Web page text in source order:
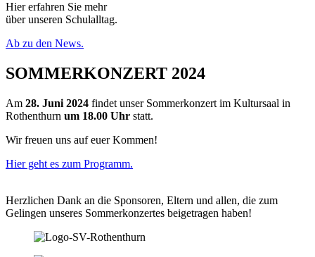
Hier erfahren Sie mehr
über unseren Schulalltag.
Ab zu den News.
SOMMERKONZERT 2024
Am 28. Juni 2024 findet unser Sommerkonzert im Kultursaal in
Rothenthurn um 18.00 Uhr statt.
Wir freuen uns auf euer Kommen!
Hier geht es zum Programm.
Herzlichen Dank an die Sponsoren, Eltern und allen, die zum
Gelingen unseres Sommerkonzertes beigetragen haben!